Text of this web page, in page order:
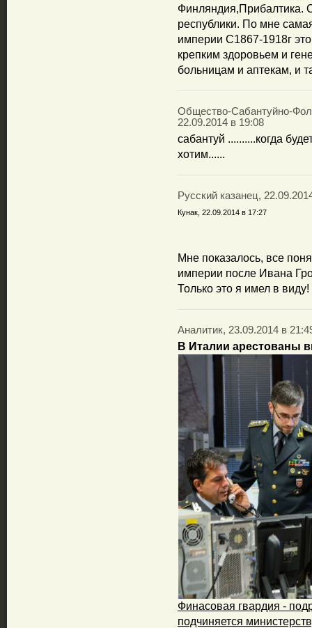
Финляндия,Прибалтика.
республики. По мне
империи С1867-1918г
крепким здоровьем и
больницам и аптекам, и
Общество-Сабантуйно-
22.09.2014 в 19:08
сабантуй ..........когда
хотим......
Русский казанец,
Кунак, 22.09.2014 в 17:27
Мне показалось, все
империи после Ивана
Только это я имел в виду!
Аналитик, 23.09.2014 в
В Италии арестованы
Финасовая гвардия -
подчиняется